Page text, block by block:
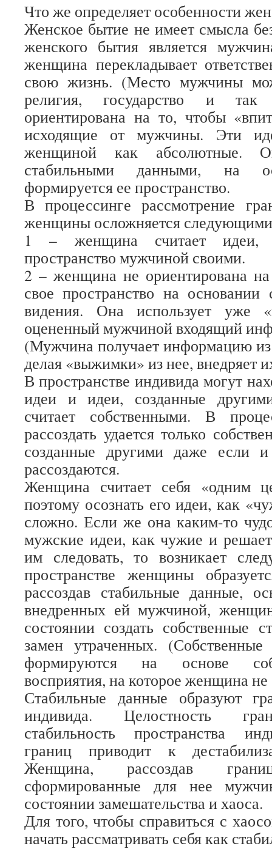
Что же определяет особенности
Женское бытие не имеет смысла
женского бытия является
женщина перекладывает
свою жизнь. (Место мужчины
религия, государство и
ориентирована на то, чтобы
исходящие от мужчины. Эти
женщиной как абсолютные.
стабильными данными, на
формируется ее пространство.
В процессинге рассмотрение
женщины осложняется
1 – женщина считает идеи,
пространство мужчиной своими.
2 – женщина не ориентирована на
свое пространство на основании
видения. Она использует уже
оцененный мужчиной входящий
(Мужчина получает информацию из
делая «выжимки» из нее, внедряет
В пространстве индивида могут
идеи и идеи, созданные
считает собственными. В
рассоздать удается только
созданные другими даже если
рассоздаются.
Женщина считает себя «одним
поэтому осознать его идеи, как
сложно. Если же она каким-то
мужские идеи, как чужие и
им следовать, то возникает
пространстве женщины
рассоздав стабильные данные,
внедренных ей мужчиной,
состоянии создать собственные
замен утраченных.
формируются на основе
восприятия, на которое женщина
Стабильные данные образуют
индивида. Целостность
стабильность пространства
границ приводит к
Женщина, рассоздав
сформированные для нее
состоянии замешательства и хаоса.
Для того, чтобы справиться с
начать рассматривать себя как